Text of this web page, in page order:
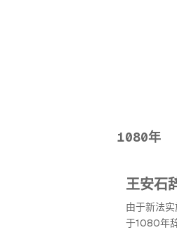
1080年
王安石
由于新法
于1080年